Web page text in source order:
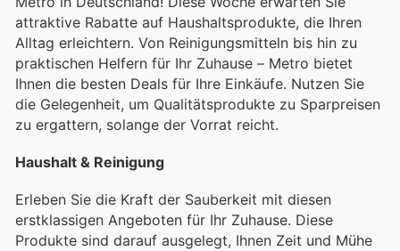
attraktive Rabatte auf Haushaltsprodukte, die Ihren
Alltag erleichtern. Von Reinigungsmitteln bis hin zu
praktischen Helfern für Ihr Zuhause – Metro bietet
Ihnen die besten Deals für Ihre Einkäufe. Nutzen Sie
die Gelegenheit, um Qualitätsprodukte zu Sparpreisen
zu ergattern, solange der Vorrat reicht.
Haushalt & Reinigung
Erleben Sie die Kraft der Sauberkeit mit diesen
erstklassigen Angeboten für Ihr Zuhause. Diese
Produkte sind darauf ausgelegt, Ihnen Zeit und Mühe